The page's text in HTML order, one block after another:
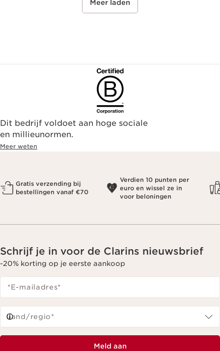
Meer laden
Dit bedrijf voldoet aan hoge sociale
en millieunormen.
Meer weten
Gratis verzending bij
bestellingen vanaf €70
Verdien 10 punten per
euro en wissel ze in
voor beloningen
Schrijf je in voor de Clarins nieuwsbrief
-20% korting op je eerste aankoop
*E-mailadres*
Land/regio*
Meld aan